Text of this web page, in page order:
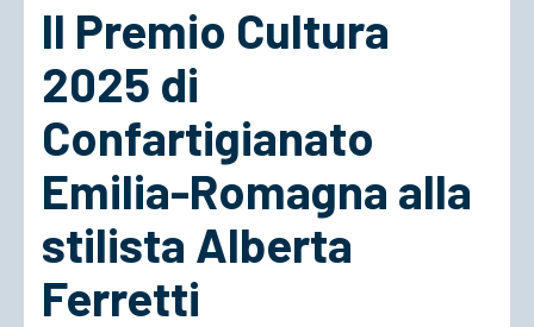
Cosa Facciamo
ACCEDI
ll Premio Cultura
2025 di
Confartigianato
Emilia-Romagna alla
stilista Alberta
Ferretti